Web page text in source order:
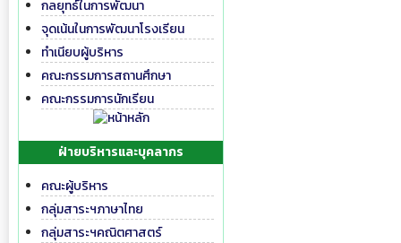
กลยุทธ์ในการพัฒนา
จุดเน้นในการพัฒนาโรงเรียน
ทำเนียบผู้บริหาร
คณะกรรมการสถานศึกษา
คณะกรรมการนักเรียน
ฝ่ายบริหารและบุคลากร
คณะผู้บริหาร
กลุ่มสาระฯภาษาไทย
กลุ่มสาระฯคณิตศาสตร์